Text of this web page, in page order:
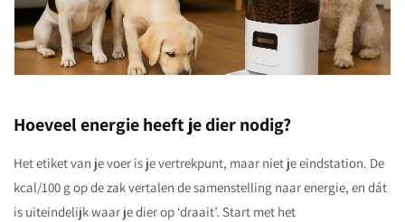
Hoeveel energie heeft je dier nodig?
Het etiket van je voer is je vertrekpunt, maar niet je eindstation. De
kcal/100 g op de zak vertalen de samenstelling naar energie, en dát
is uiteindelijk waar je dier op ‘draait’. Start met het